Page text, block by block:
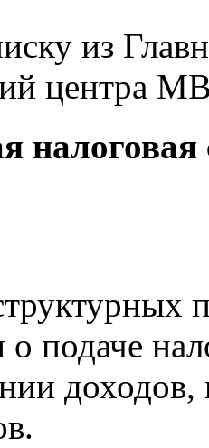
из
центра
налоговая
подаче
доходов,